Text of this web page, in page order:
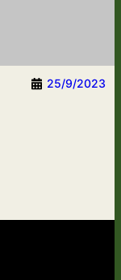
25/9/2023